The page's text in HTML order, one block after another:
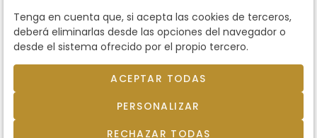
llamando al teléfono 915159584 o enviando un e-mail a
info@subastassegre.es
Este sitio está protegido por reCAPTCHA y se aplican la
Términos de servicio de Google.
© 2026
Desarrollado por Labelgrup Networks.
Tenga en cuenta que, si acepta las cookies de terceros,
deberá eliminarlas desde las opciones del navegador o
desde el sistema ofrecido por el propio tercero.
ACEPTAR TODAS
PERSONALIZAR
RECHAZAR TODAS